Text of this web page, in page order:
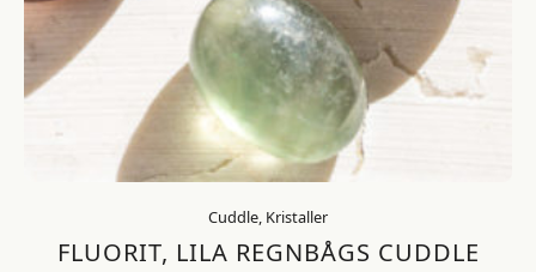
Cuddle, Kristaller
FLUORIT, LILA REGNBÅGS CUDDLE